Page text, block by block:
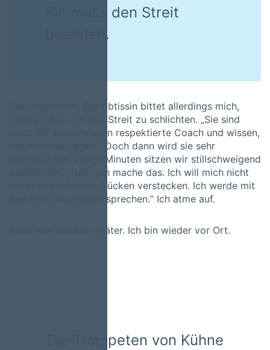
Sie muss den Streit
beenden.
Klar, mache ich. Die Äbtissin bittet allerdings mich,
einzugreifen und den Streit zu schlichten. „Sie sind
doch der von uns allen respektierte Coach und wissen,
wie man das regelt.“ Doch dann wird sie sehr
nachdenklich. Einige Minuten sitzen wir stillschweigend
beieinander. „Nein, ich mache das. Ich will mich nicht
hinter Ihrem breiten Rücken verstecken. Ich werde mit
den Konventualinnen sprechen.“ Ich atme auf.
Rund vier Wochen später. Ich bin wieder vor Ort.
Die Trompeten von Kühne